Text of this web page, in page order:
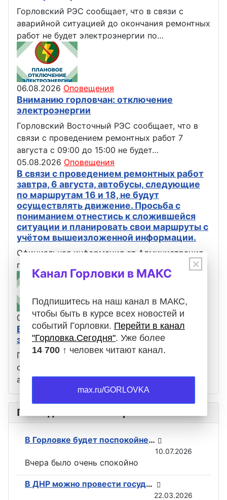
Горловский РЭС сообщает, что в связи с
аварийной ситуацией до окончания ремонтных
работ не будет электроэнергии по…
06.08.2026 Оповещения
Вниманию горловчан: отключение
электроэнергии
Горловский Восточный РЭС сообщает, что в
связи с проведением ремонтных работ 7
августа с 09:00 до 15:00 не будет…
05.08.2026 Оповещения
В связи с проведением ремонтных работ
завтра, 6 августа, автобусы, следующие
по маршрутам 16 и 18, не будут
осуществлять движение. Просьба с
пониманием отнестись к сложившейся
ситуации и планировать свои маршруты с
учётом вышеизложенной информации.
Официальная информация от Администрация
городского округа Горловка
05.08.2026 Оповещения
Вниманию горловчан: отключение
электроэнергии
Горловский Восточный РЭС сообщает, что в
связи с проведением ремонтных работ 6
августа с 09:00 до 16:00 не будет…
Последние комментарии
В Горловке будет поспокойней: ВС РФ возвели флаги на всех ключевых точках при освобождении Константиновки
10.07.2026
Вчера было очень спокойно
В ДНР можно провести государственную регистрацию прав на недвижимость в электронном виде
22.03.2026
×
Канал Горловки в МАКС
Подпишитесь на наш канал в МАКС,
чтобы быть в курсе всех новостей и
событий Горловки. Перейти в канал
"Горловка.Сегодня". Уже более
14 700 ↑ человек читают канал.
max.ru/GORLOVKA